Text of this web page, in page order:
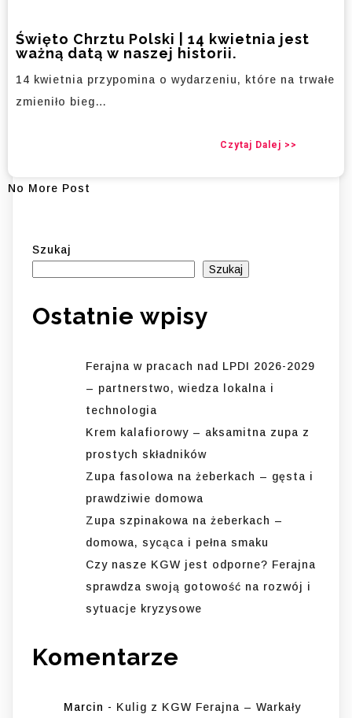
Święto Chrztu Polski | 14 kwietnia jest
ważną datą w naszej historii.
14 kwietnia przypomina o wydarzeniu, które na trwałe
zmieniło bieg…
Czytaj Dalej >>
No More Post
Szukaj
Szukaj
Ostatnie wpisy
Ferajna w pracach nad LPDI 2026-2029
– partnerstwo, wiedza lokalna i
technologia
Krem kalafiorowy – aksamitna zupa z
prostych składników
Zupa fasolowa na żeberkach – gęsta i
prawdziwie domowa
Zupa szpinakowa na żeberkach –
domowa, sycąca i pełna smaku
Czy nasze KGW jest odporne? Ferajna
sprawdza swoją gotowość na rozwój i
sytuacje kryzysowe
Komentarze
Marcin - Kulig z KGW Ferajna – Warkały